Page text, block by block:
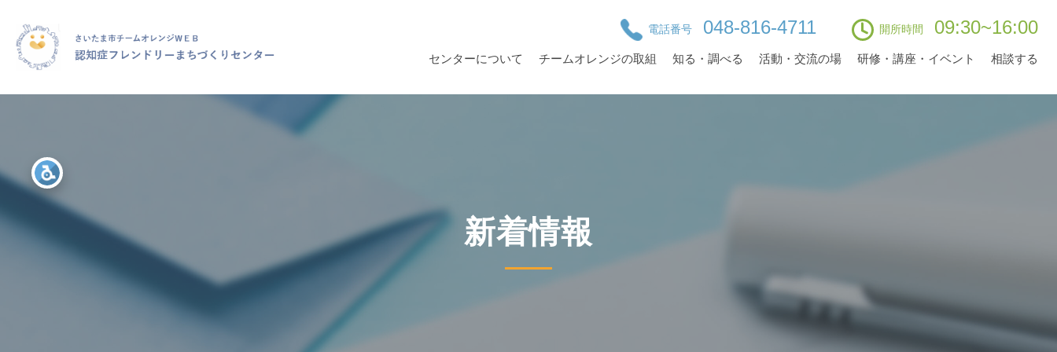
電話番号 048-816-4711 開所時間 09:30~16:00
センターについて チームオレンジの取組 知る・調べる 活動・交流の場 研修・講座・イベント 相談する
新着情報